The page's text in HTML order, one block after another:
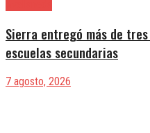
Sierra entregó más de
escuelas secundarias
7 agosto, 2026